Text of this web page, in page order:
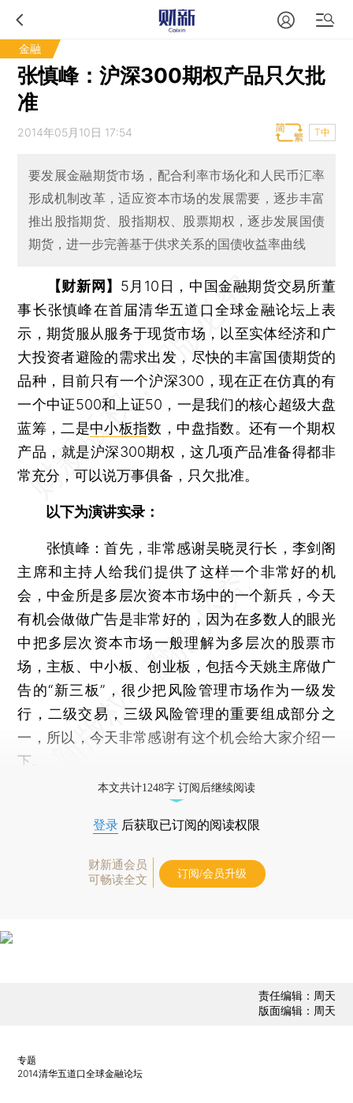
金融
张慎峰：沪深300期权产品只欠批
准
2014年05月10日 17:54 T中
要发展金融期货市场，配合利率市场化和人民币汇率
形成机制改革，适应资本市场的发展需要，逐步丰富
推出股指期货、股指期权、股票期权，逐步发展国债
期货，进一步完善基于供求关系的国债收益率曲线
【财新网】 5月10日，中国金融期货交易所董
事长张慎峰在首届清华五道口全球金融论坛上表
示，期货服从服务于现货市场，以至实体经济和广
大投资者避险的需求出发，尽快的丰富国债期货的
品种，目前只有一个沪深300，现在正在仿真的有
一个中证500和上证50，一是我们的核心超级大盘
蓝筹，二是中小板指数，中盘指数。还有一个期权
产品，就是沪深300期权，这几项产品准备得都非
常充分，可以说万事俱备，只欠批准。
以下为演讲实录：
张慎峰：首先，非常感谢吴晓灵行长，李剑阁
主席和主持人给我们提供了这样一个非常好的机
会，中金所是多层次资本市场中的一个新兵，今天
有机会做做广告是非常好的，因为在多数人的眼光
中把多层次资本市场一般理解为多层次的股票市
场，主板、中小板、创业板，包括今天姚主席做广
告的“新三板”，很少把风险管理市场作为一级发
行，二级交易，三级风险管理的重要组成部分之
一，所以，今天非常感谢有这个机会给大家介绍一
下。
本文共计1248字 订阅后继续阅读
登录 后获取已订阅的阅读权限
财新通会员
可畅读全文
订阅/会员升级
责任编辑：周天
版面编辑：周天
专题
2014清华五道口全球金融论坛